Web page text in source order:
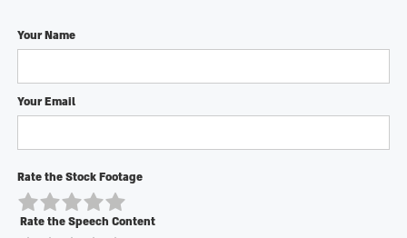
Your Name
Your Email
Rate the Stock Footage
Rate the Speech Content